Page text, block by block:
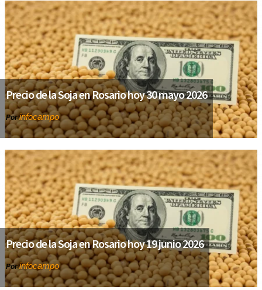
Precio de la Soja en Rosario hoy 30 mayo 2026
Porinfocampo
Precio de la Soja en Rosario hoy 19 junio 2026
Porinfocampo